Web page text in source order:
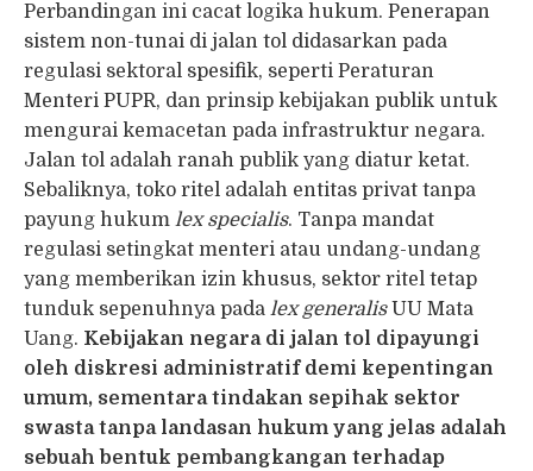
Perbandingan ini cacat logika hukum. Penerapan
sistem non-tunai di jalan tol didasarkan pada
regulasi sektoral spesifik, seperti Peraturan
Menteri PUPR, dan prinsip kebijakan publik untuk
mengurai kemacetan pada infrastruktur negara.
Jalan tol adalah ranah publik yang diatur ketat.
Sebaliknya, toko ritel adalah entitas privat tanpa
payung hukum lex specialis. Tanpa mandat
regulasi setingkat menteri atau undang-undang
yang memberikan izin khusus, sektor ritel tetap
tunduk sepenuhnya pada lex generalisUU Mata
Uang. Kebijakan negara di jalan tol dipayungi
oleh diskresi administratif demi kepentingan
umum, sementara tindakan sepihak sektor
swasta tanpa landasan hukum yang jelas adalah
sebuah bentuk pembangkangan terhadap